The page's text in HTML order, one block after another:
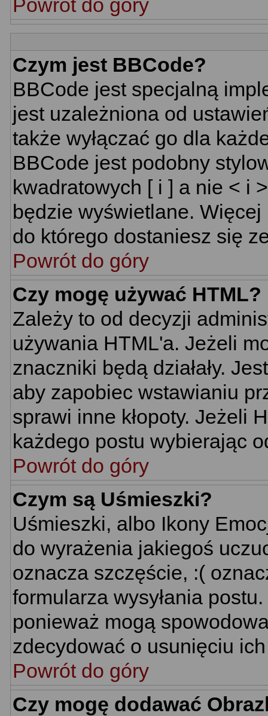
Powrót do góry
Czym jest BBCode?
BBCode jest specjalną
jest uzależniona od
także wyłączać go dla
BBCode jest podobny
kwadratowych [ i ] a nie < i
będzie wyświetlane.
do którego dostaniesz się
Powrót do góry
Czy mogę używać HTML?
Zależy to od decyzji
używania HTML'a. Jeżeli
znaczniki będą działały.
aby zapobiec wstawianiu
sprawi inne kłopoty. Jeżeli
każdego postu wybierając
Powrót do góry
Czym są Uśmieszki?
Uśmieszki, albo Ikony
do wyrażenia jakiegoś
oznacza szczęście, :(
formularza wysyłania
ponieważ mogą
zdecydować o usunięciu
Powrót do góry
Czy mogę dodawać